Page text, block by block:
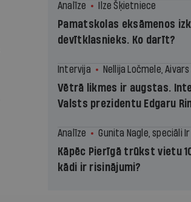
Analīze Ilze Šķietniece
Pamatskolas eksāmenos
devītklasnieks. Ko darīt?
Intervija Nellija Ločmele, Aivars
Vētrā likmes ir augstas.
Valsts prezidentu Edgaru
Analīze Gunita Nagle, speciāli Ir
Kāpēc Pierīgā trūkst vietu
kādi ir risinājumi?